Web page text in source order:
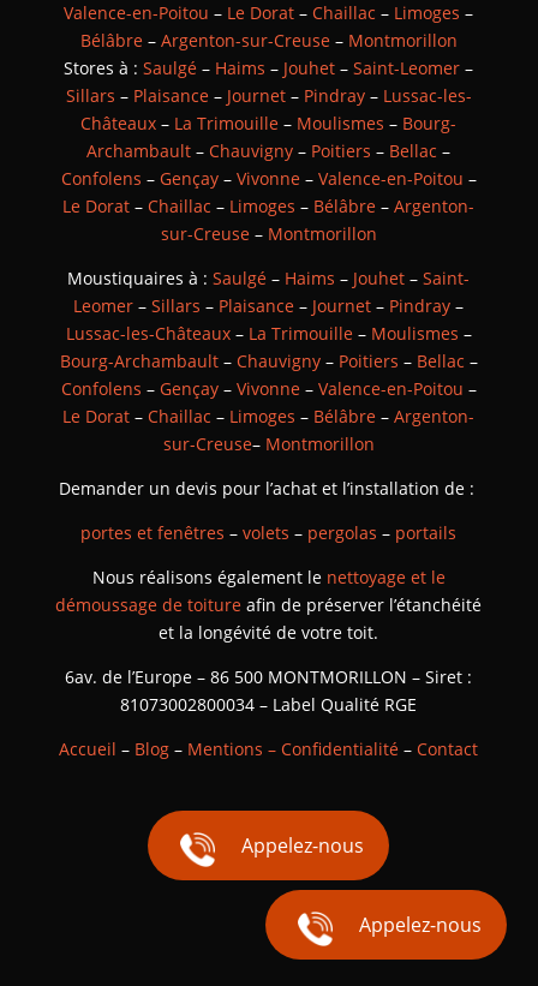
Valence-en-Poitou – Le Dorat –Chaillac – Limoges –
Bélâbre– Argenton-sur-Creuse– Montmorillon
Stores à :Saulgé – Haims – Jouhet –Saint-Leomer –
Sillars – Plaisance– Journet– Pindray– Lussac-les-
Châteaux – La Trimouille – Moulismes – Bourg-
Archambault –Chauvigny – Poitiers – Bellac –
Confolens – Gençay– Vivonne– Valence-en-Poitou –
Le Dorat –Chaillac – Limoges – Bélâbre –Argenton-
sur-Creuse– Montmorillon
Moustiquaires à :Saulgé – Haims – Jouhet –Saint-
Leomer –Sillars – Plaisance – Journet – Pindray –
Lussac-les-Châteaux– La Trimouille– Moulismes –
Bourg-Archambault– Chauvigny– Poitiers – Bellac –
Confolens – Gençay– Vivonne– Valence-en-Poitou –
Le Dorat –Chaillac – Limoges – Bélâbre –Argenton-
sur-Creuse– Montmorillon
Demander un devis pour l’achat et l’installation de :
portes et fenêtres –volets – pergolas – portails
Nous réalisons également le nettoyage et le
démoussage de toiture afin de préserver l’étanchéité
et la longévité de votre toit.
6av. de l’Europe – 86 500 MONTMORILLON – Siret :
81073002800034 – Label Qualité RGE
Accueil – Blog – Mentions – Confidentialité –Contact
Appelez-nous
Appelez-nous